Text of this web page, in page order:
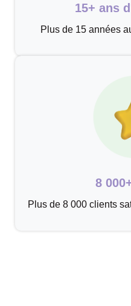
15+ ans
Plus de 15 années
8
Plus de 8 000 clients